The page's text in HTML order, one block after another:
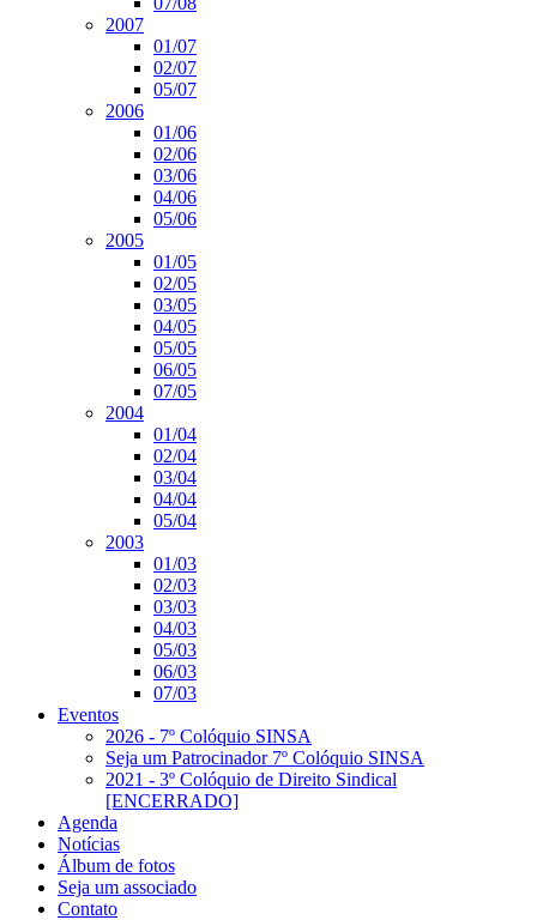
2007
01/07
02/07
05/07
2006
01/06
02/06
03/06
04/06
05/06
2005
01/05
02/05
03/05
04/05
05/05
06/05
07/05
2004
01/04
02/04
03/04
04/04
05/04
2003
01/03
02/03
03/03
04/03
05/03
06/03
07/03
Eventos
2026 - 7º Colóquio SINSA
Seja um Patrocinador 7º Colóquio SINSA
2021 - 3º Colóquio de Direito Sindical
[ENCERRADO]
Agenda
Notícias
Álbum de fotos
Seja um associado
Contato